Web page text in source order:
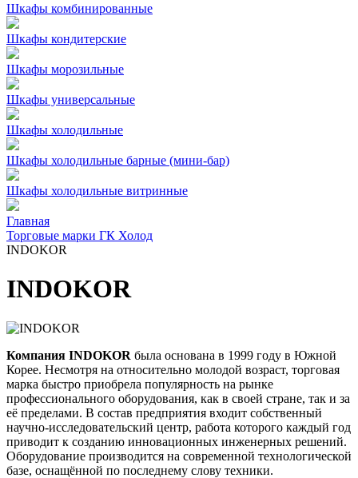
Шкафы комбинированные
Шкафы кондитерские
Шкафы морозильные
Шкафы универсальные
Шкафы холодильные
Шкафы холодильные барные (мини-бар)
Шкафы холодильные витринные
Главная
Торговые марки ГК Холод
INDOKOR
INDOKOR
Компания INDOKOR была основана в 1999 году в Южной
Корее. Несмотря на относительно молодой возраст, торговая
марка быстро приобрела популярность на рынке
профессионального оборудования, как в своей стране, так и за
её пределами. В состав предприятия входит собственный
научно-исследовательский центр, работа которого каждый год
приводит к созданию инновационных инженерных решений.
Оборудование производится на современной технологической
базе, оснащённой по последнему слову техники.